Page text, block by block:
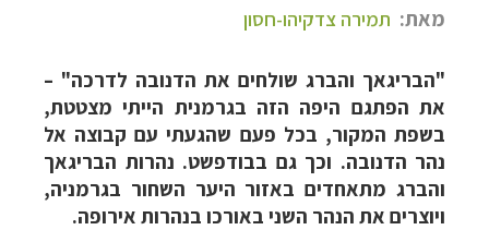
מאת: תמירה צדקיהו-חסון
"הבריגאך והברג שולחים את הדנובה לדרכה" –
את הפתגם היפה הזה בגרמנית הייתי מצטטת,
בשפת המקור, בכל פעם שהגעתי עם קבוצה אל
נהר הדנובה. וכך גם בבודפשט. נהרות הבריגאך
והברג מתאחדים באזור היער השחור בגרמניה,
ויוצרים את הנהר השני באורכו בנהרות אירופה.